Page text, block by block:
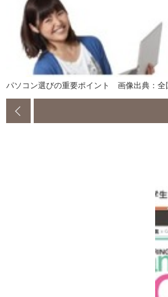
パソコン選びの重要ポイント 画像出典：全